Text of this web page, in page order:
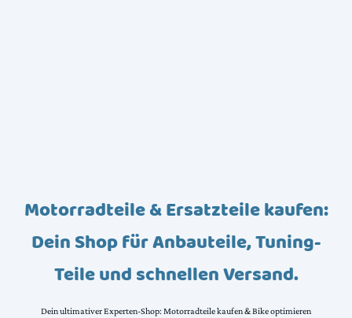
Motorradteile & Ersatzteile kaufen:
Dein Shop für Anbauteile, Tuning-
Teile und schnellen Versand.
Dein ultimativer Experten-Shop: Motorradteile kaufen & Bike optimieren